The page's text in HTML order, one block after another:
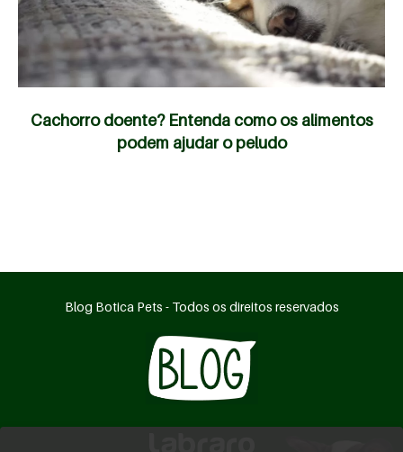
Cachorro doente? Entenda como os alimentos
podem ajudar o peludo
Blog Botica Pets - Todos os direitos reservados